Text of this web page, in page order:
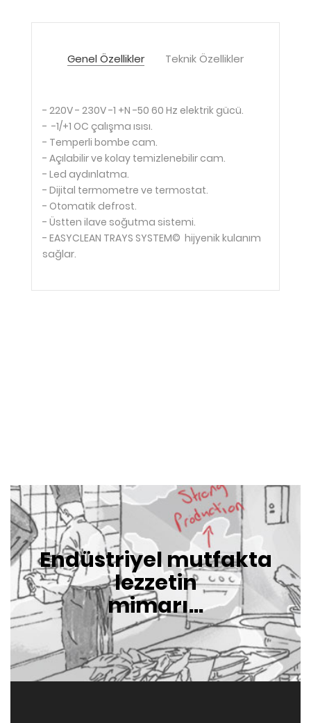
Genel Özellikler Teknik Özellikler
- 220V - 230V -1 +N -50 60 Hz elektrik gücü.
- -1/+1 OC çalışma ısısı.
- Temperli bombe cam.
- Açılabilir ve kolay temizlenebilir cam.
- Led aydınlatma.
- Dijital termometre ve termostat.
- Otomatik defrost.
- Üstten ilave soğutma sistemi.
- EASYCLEAN TRAYS SYSTEM© hijyenik kulanım
sağlar.
Endüstriyel mutfakta
lezzetin
mimarı...